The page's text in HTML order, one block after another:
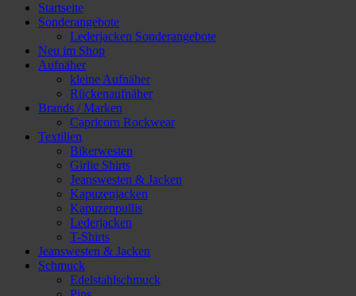
Startseite
Sonderangebote
Lederjacken Sonderangebote
Neu im Shop
Aufnäher
kleine Aufnäher
Rückenaufnäher
Brands / Marken
Capricorn Rockwear
Textilien
Bikerwesten
Girlie Shirts
Jeanswesten & Jacken
Kapuzenjacken
Kapuzenpullis
Lederjacken
T-Shirts
Jeanswesten & Jacken
Schmuck
Edelstahlschmuck